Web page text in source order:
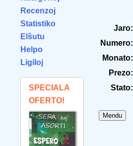
Recenzoj
Statistiko
Elŝutu
Helpo
Ligiloj
SPECIALA
OFERTO!
Jaro:
Numero:
Monato:
Prezo:
Stato: